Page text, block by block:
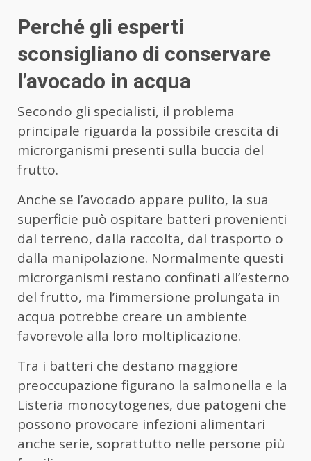
Perché gli esperti
sconsigliano di conservare
l’avocado in acqua
Secondo gli specialisti, il problema
principale riguarda la possibile crescita di
microrganismi presenti sulla buccia del
frutto.
Anche se l’avocado appare pulito, la sua
superficie può ospitare batteri provenienti
dal terreno, dalla raccolta, dal trasporto o
dalla manipolazione. Normalmente questi
microrganismi restano confinati all’esterno
del frutto, ma l’immersione prolungata in
acqua potrebbe creare un ambiente
favorevole alla loro moltiplicazione.
Tra i batteri che destano maggiore
preoccupazione figurano la salmonella e la
Listeria monocytogenes, due patogeni che
possono provocare infezioni alimentari
anche serie, soprattutto nelle persone più